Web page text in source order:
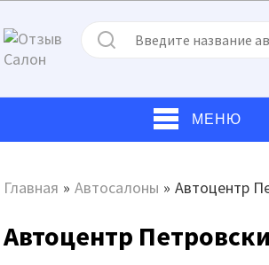
МЕНЮ
Главная » Автосалоны » Автоцентр
Автоцентр